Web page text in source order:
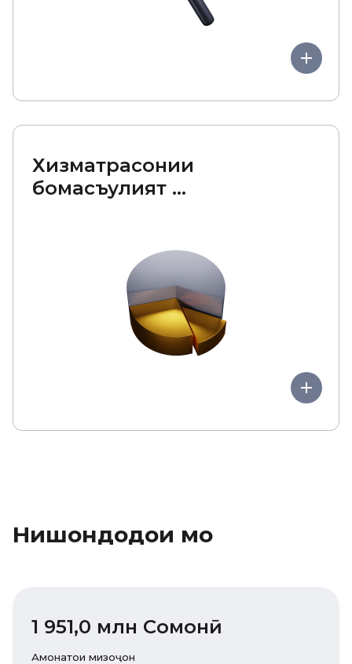
Хизматрасонии
бомасъулият ...
Нишондодҳои мо
1 951,0 млн Cомонӣ
Амонатҳои мизоҷон